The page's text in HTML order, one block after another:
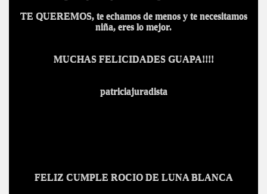
TE QUEREMOS, te echamos de menos y te necesitamos
niña, eres lo mejor.
MUCHAS FELICIDADES GUAPA!!!!
patriciajuradista
FELIZ CUMPLE ROCIO DE LUNA BLANCA